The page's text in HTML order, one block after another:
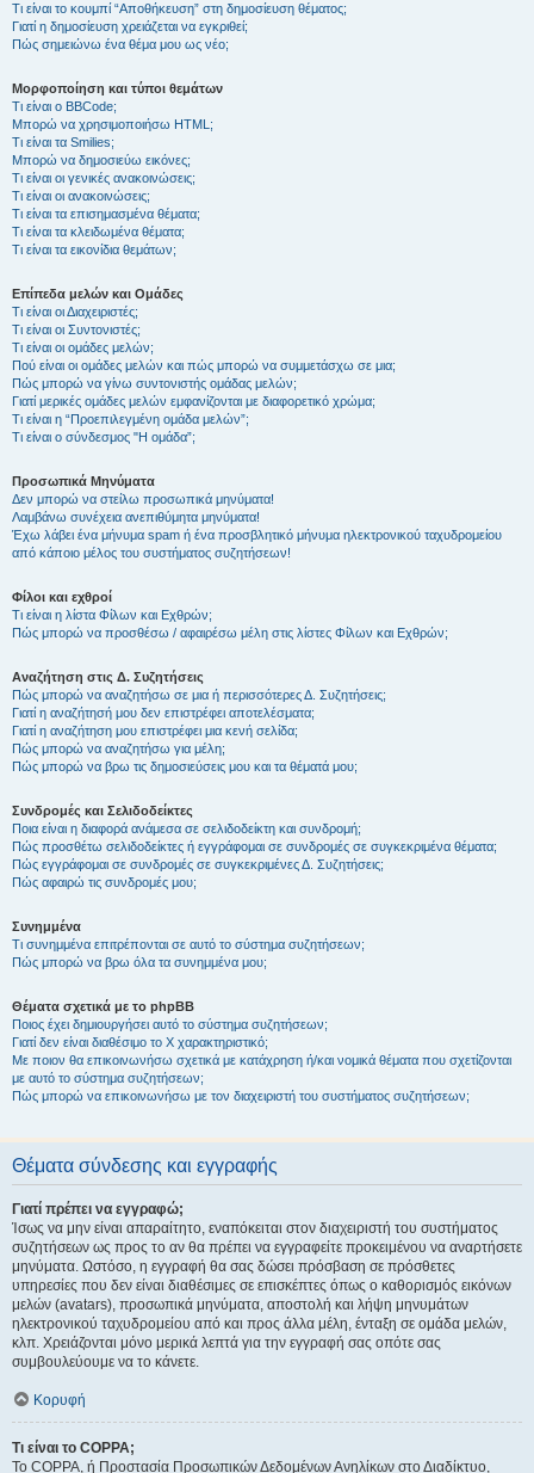
Τι είναι το κουμπί “Αποθήκευση” στη δημοσίευση θέματος;
Γιατί η δημοσίευση χρειάζεται να εγκριθεί;
Πώς σημειώνω ένα θέμα μου ως νέο;
Μορφοποίηση και τύποι θεμάτων
Τι είναι ο BBCode;
Μπορώ να χρησιμοποιήσω HTML;
Τι είναι τα Smilies;
Μπορώ να δημοσιεύω εικόνες;
Τι είναι οι γενικές ανακοινώσεις;
Τι είναι οι ανακοινώσεις;
Τι είναι τα επισημασμένα θέματα;
Τι είναι τα κλειδωμένα θέματα;
Τι είναι τα εικονίδια θεμάτων;
Επίπεδα μελών και Ομάδες
Τι είναι οι Διαχειριστές;
Τι είναι οι Συντονιστές;
Τι είναι οι ομάδες μελών;
Πού είναι οι ομάδες μελών και πώς μπορώ να συμμετάσχω σε μια;
Πώς μπορώ να γίνω συντονιστής ομάδας μελών;
Γιατί μερικές ομάδες μελών εμφανίζονται με διαφορετικό χρώμα;
Τι είναι η “Προεπιλεγμένη ομάδα μελών”;
Τι είναι ο σύνδεσμος "Η ομάδα”;
Προσωπικά Μηνύματα
Δεν μπορώ να στείλω προσωπικά μηνύματα!
Λαμβάνω συνέχεια ανεπιθύμητα μηνύματα!
Έχω λάβει ένα μήνυμα spam ή ένα προσβλητικό μήνυμα ηλεκτρονικού ταχυδρομείου
από κάποιο μέλος του συστήματος συζητήσεων!
Φίλοι και εχθροί
Τι είναι η λίστα Φίλων και Εχθρών;
Πώς μπορώ να προσθέσω / αφαιρέσω μέλη στις λίστες Φίλων και Εχθρών;
Αναζήτηση στις Δ. Συζητήσεις
Πώς μπορώ να αναζητήσω σε μια ή περισσότερες Δ. Συζητήσεις;
Γιατί η αναζήτησή μου δεν επιστρέφει αποτελέσματα;
Γιατί η αναζήτηση μου επιστρέφει μια κενή σελίδα;
Πώς μπορώ να αναζητήσω για μέλη;
Πώς μπορώ να βρω τις δημοσιεύσεις μου και τα θέματά μου;
Συνδρομές και Σελιδοδείκτες
Ποια είναι η διαφορά ανάμεσα σε σελιδοδείκτη και συνδρομή;
Πώς προσθέτω σελιδοδείκτες ή εγγράφομαι σε συνδρομές σε συγκεκριμένα θέματα;
Πώς εγγράφομαι σε συνδρομές σε συγκεκριμένες Δ. Συζητήσεις;
Πώς αφαιρώ τις συνδρομές μου;
Συνημμένα
Τι συνημμένα επιτρέπονται σε αυτό το σύστημα συζητήσεων;
Πώς μπορώ να βρω όλα τα συνημμένα μου;
Θέματα σχετικά με το phpBB
Ποιος έχει δημιουργήσει αυτό το σύστημα συζητήσεων;
Γιατί δεν είναι διαθέσιμο το Χ χαρακτηριστικό;
Με ποιον θα επικοινωνήσω σχετικά με κατάχρηση ή/και νομικά θέματα που σχετίζονται
με αυτό το σύστημα συζητήσεων;
Πώς μπορώ να επικοινωνήσω με τον διαχειριστή του συστήματος συζητήσεων;
Θέματα σύνδεσης και εγγραφής
Γιατί πρέπει να εγγραφώ;
Ίσως να μην είναι απαραίτητο, εναπόκειται στον διαχειριστή του συστήματος
συζητήσεων ως προς το αν θα πρέπει να εγγραφείτε προκειμένου να αναρτήσετε
μηνύματα. Ωστόσο, η εγγραφή θα σας δώσει πρόσβαση σε πρόσθετες
υπηρεσίες που δεν είναι διαθέσιμες σε επισκέπτες όπως ο καθορισμός εικόνων
μελών (avatars), προσωπικά μηνύματα, αποστολή και λήψη μηνυμάτων
ηλεκτρονικού ταχυδρομείου από και προς άλλα μέλη, ένταξη σε ομάδα μελών,
κλπ. Χρειάζονται μόνο μερικά λεπτά για την εγγραφή σας οπότε σας
συμβουλεύουμε να το κάνετε.
Κορυφή
Τι είναι το COPPA;
Το COPPA, ή Προστασία Προσωπικών Δεδομένων Ανηλίκων στο Διαδίκτυο,